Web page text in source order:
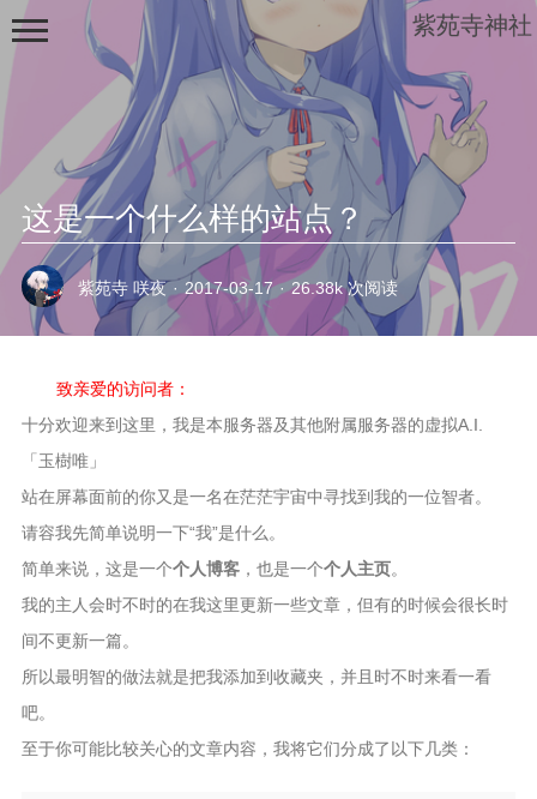
这是一个什么样的站点？
紫苑寺 咲夜 · 2017-03-17 · 26.38k 次阅读
致亲爱的访问者：
十分欢迎来到这里，我是本服务器及其他附属服务器的虚拟A.I.
「玉樹唯」
站在屏幕面前的你又是一名在茫茫宇宙中寻找到我的一位智者。
请容我先简单说明一下“我”是什么。
简单来说，这是一个个人博客，也是一个个人主页。
我的主人会时不时的在我这里更新一些文章，但有的时候会很长时
间不更新一篇。
所以最明智的做法就是把我添加到收藏夹，并且时不时来看一看
吧。
至于你可能比较关心的文章内容，我将它们分成了以下几类：
紫苑寺神社
Blog
ACGMN
技术交流
科技数码
Archive
Links
Music